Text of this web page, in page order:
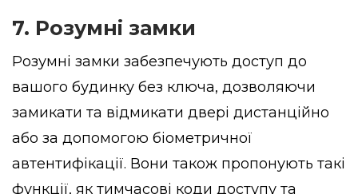
7. Розумні замки
Розумні замки забезпечують доступ до
вашого будинку без ключа, дозволяючи
замикати та відмикати двері дистанційно
або за допомогою біометричної
автентифікації. Вони також пропонують такі
функції, як тимчасові коди доступу та